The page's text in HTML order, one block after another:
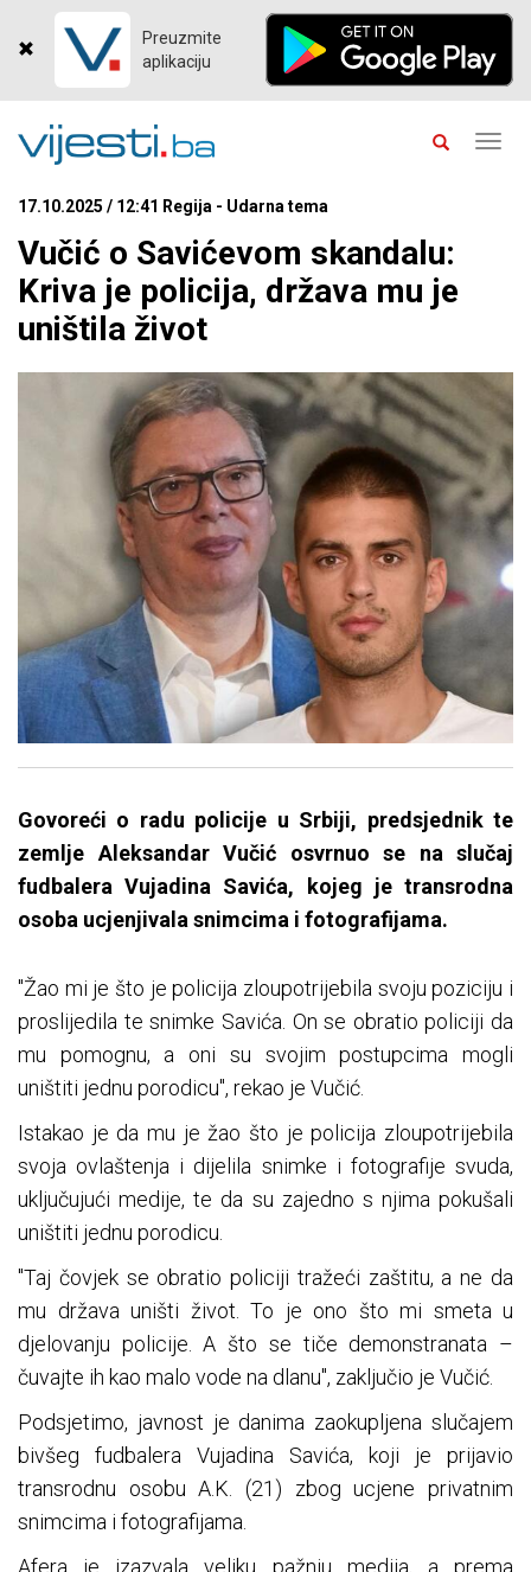
Preuzmite
aplikaciju
17.10.2025 / 12:41 Regija - Udarna tema
Vučić o Savićevom skandalu:
Kriva je policija, država mu je
uništila život
Govoreći o radu policije u Srbiji, predsjednik te
zemlje Aleksandar Vučić osvrnuo se na slučaj
fudbalera Vujadina Savića, kojeg je transrodna
osoba ucjenjivala snimcima i fotografijama.
"Žao mi je što je policija zloupotrijebila svoju poziciju i
proslijedila te snimke Savića. On se obratio policiji da
mu pomognu, a oni su svojim postupcima mogli
uništiti jednu porodicu", rekao je Vučić.
Istakao je da mu je žao što je policija zloupotrijebila
svoja ovlaštenja i dijelila snimke i fotografije svuda,
uključujući medije, te da su zajedno s njima pokušali
uništiti jednu porodicu.
"Taj čovjek se obratio policiji tražeći zaštitu, a ne da
mu država uništi život. To je ono što mi smeta u
djelovanju policije. A što se tiče demonstranata –
čuvajte ih kao malo vode na dlanu", zaključio je Vučić.
Podsjetimo, javnost je danima zaokupljena slučajem
bivšeg fudbalera Vujadina Savića, koji je prijavio
transrodnu osobu A.K. (21) zbog ucjene privatnim
snimcima i fotografijama.
Afera je izazvala veliku pažnju medija, a prema